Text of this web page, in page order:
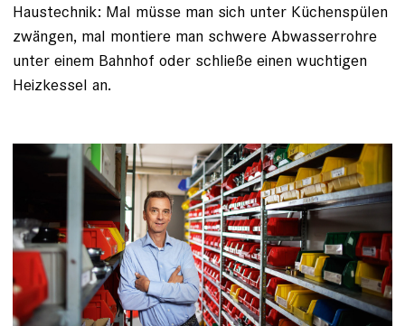
Haustechnik: Mal müsse man sich unter Küchenspülen
zwängen, mal ­montiere man schwere Abwasserrohre
unter einem Bahnhof oder schließe einen wuchtigen
Heizkessel an.